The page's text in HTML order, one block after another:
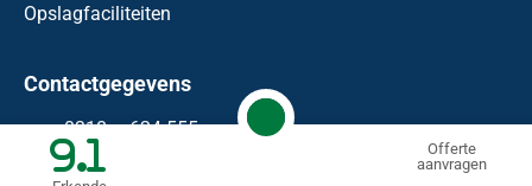
Opslagfaciliteiten
Contactgegevens
0318 – 624 555
info@waaijenberg.nl
9.1
Offerte
aanvragen